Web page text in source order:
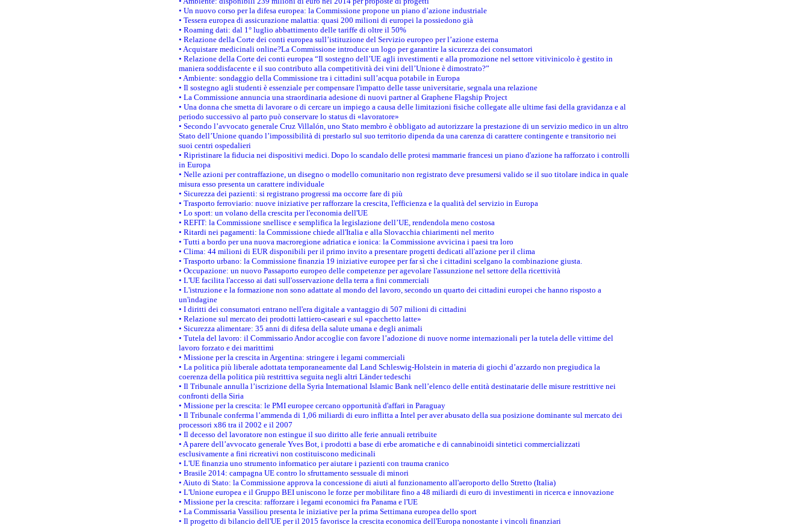
• Un nuovo corso per la difesa europea: la Commissione propone un piano d’azione industriale
• Tessera europea di assicurazione malattia: quasi 200 milioni di europei la possiedono già
• Roaming dati: dal 1° luglio abbattimento delle tariffe di oltre il 50%
• Relazione della Corte dei conti europea sull’istituzione del Servizio europeo per l’azione esterna
• Acquistare medicinali online?La Commissione introduce un logo per garantire la sicurezza dei consumatori
• Relazione della Corte dei conti europea “Il sostegno dell’UE agli investimenti e alla promozione nel settore vitivinicolo è gestito in
maniera soddisfacente e il suo contributo alla competitività dei vini dell’Unione è dimostrato?”
• Ambiente: sondaggio della Commissione tra i cittadini sull’acqua potabile in Europa
• Il sostegno agli studenti è essenziale per compensare l'impatto delle tasse universitarie, segnala una relazione
• La Commissione annuncia una straordinaria adesione di nuovi partner al Graphene Flagship Project
• Una donna che smetta di lavorare o di cercare un impiego a causa delle limitazioni fisiche collegate alle ultime fasi della gravidanza e al
periodo successivo al parto può conservare lo status di «lavoratore»
• Secondo l’avvocato generale Cruz Villalón, uno Stato membro è obbligato ad autorizzare la prestazione di un servizio medico in un altro
Stato dell’Unione quando l’impossibilità di prestarlo sul suo territorio dipenda da una carenza di carattere contingente e transitorio nei
suoi centri ospedalieri
• Ripristinare la fiducia nei dispositivi medici. Dopo lo scandalo delle protesi mammarie francesi un piano d'azione ha rafforzato i controlli
in Europa
• Nelle azioni per contraffazione, un disegno o modello comunitario non registrato deve presumersi valido se il suo titolare indica in quale
misura esso presenta un carattere individuale
• Sicurezza dei pazienti: si registrano progressi ma occorre fare di più
• Trasporto ferroviario: nuove iniziative per rafforzare la crescita, l'efficienza e la qualità del servizio in Europa
• Lo sport: un volano della crescita per l'economia dell'UE
• REFIT: la Commissione snellisce e semplifica la legislazione dell’UE, rendendola meno costosa
• Ritardi nei pagamenti: la Commissione chiede all'Italia e alla Slovacchia chiarimenti nel merito
• Tutti a bordo per una nuova macroregione adriatica e ionica: la Commissione avvicina i paesi tra loro
• Clima: 44 milioni di EUR disponibili per il primo invito a presentare progetti dedicati all'azione per il clima
• Trasporto urbano: la Commissione finanzia 19 iniziative europee per far sì che i cittadini scelgano la combinazione giusta.
• Occupazione: un nuovo Passaporto europeo delle competenze per agevolare l'assunzione nel settore della ricettività
• L'UE facilita l'accesso ai dati sull'osservazione della terra a fini commerciali
• L'istruzione e la formazione non sono adattate al mondo del lavoro, secondo un quarto dei cittadini europei che hanno risposto a
un'indagine
• I diritti dei consumatori entrano nell'era digitale a vantaggio di 507 milioni di cittadini
• Relazione sul mercato dei prodotti lattiero-caseari e sul «pacchetto latte»
• Sicurezza alimentare: 35 anni di difesa della salute umana e degli animali
• Tutela del lavoro: il Commissario Andor accoglie con favore l’adozione di nuove norme internazionali per la tutela delle vittime del
lavoro forzato e dei marittimi
• Missione per la crescita in Argentina: stringere i legami commerciali
• La politica più liberale adottata temporaneamente dal Land Schleswig-Holstein in materia di giochi d’azzardo non pregiudica la
coerenza della politica più restrittiva seguita negli altri Länder tedeschi
• Il Tribunale annulla l’iscrizione della Syria International Islamic Bank nell’elenco delle entità destinatarie delle misure restrittive nei
confronti della Siria
• Missione per la crescita: le PMI europee cercano opportunità d'affari in Paraguay
• Il Tribunale conferma l’ammenda di 1,06 miliardi di euro inflitta a Intel per aver abusato della sua posizione dominante sul mercato dei
processori x86 tra il 2002 e il 2007
• Il decesso del lavoratore non estingue il suo diritto alle ferie annuali retribuite
• A parere dell’avvocato generale Yves Bot, i prodotti a base di erbe aromatiche e di cannabinoidi sintetici commercializzati
esclusivamente a fini ricreativi non costituiscono medicinali
• L'UE finanzia uno strumento informatico per aiutare i pazienti con trauma cranico
• Brasile 2014: campagna UE contro lo sfruttamento sessuale di minori
• Aiuto di Stato: la Commissione approva la concessione di aiuti al funzionamento all'aeroporto dello Stretto (Italia)
• L'Unione europea e il Gruppo BEI uniscono le forze per mobilitare fino a 48 miliardi di euro di investimenti in ricerca e innovazione
• Missione per la crescita: rafforzare i legami economici fra Panama e l'UE
• La Commissaria Vassiliou presenta le iniziative per la prima Settimana europea dello sport
• Il progetto di bilancio dell'UE per il 2015 favorisce la crescita economica dell'Europa nonostante i vincoli finanziari